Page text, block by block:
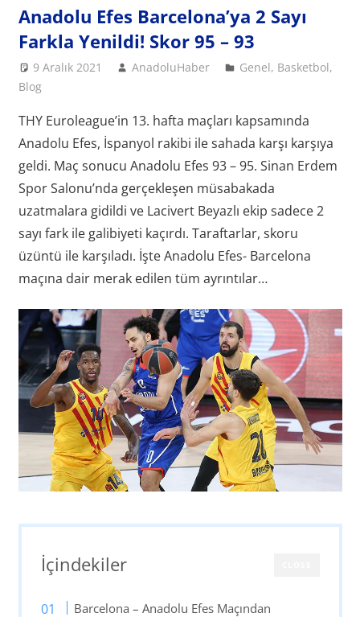
Anadolu Efes Barcelona’ya 2 Sayı
Farkla Yenildi! Skor 95 – 93
9 Aralık 2021 AnadoluHaber Genel, Basketbol,
Blog
THY Euroleague’in 13. hafta maçları kapsamında
Anadolu Efes, İspanyol rakibi ile sahada karşı karşıya
geldi. Maç sonucu Anadolu Efes 93 – 95. Sinan Erdem
Spor Salonu’nda gerçekleşen müsabakada
uzatmalara gidildi ve Lacivert Beyazlı ekip sadece 2
sayı fark ile galibiyeti kaçırdı. Taraftarlar, skoru
üzüntü ile karşıladı. İşte Anadolu Efes- Barcelona
maçına dair merak edilen tüm ayrıntılar…
İçindekiler
Barcelona – Anadolu Efes Maçından